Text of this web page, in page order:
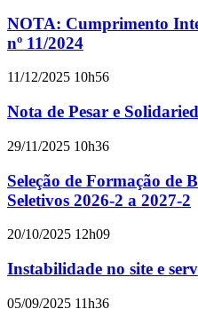
NOTA: Cumprimento
nº 11/2024
11/12/2025 10h56
Nota de Pesar e
29/11/2025 10h36
Seleção de Formação de
Seletivos 2026-2 a 2027-2
20/10/2025 12h09
Instabilidade no site e
05/09/2025 11h36